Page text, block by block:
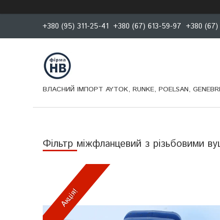
+380 (95) 311-25-41 +380 (67) 613-59-97 +380
ВЛАСНИЙ ІМПОРТ AYTOK, RUNKE, POELSAN,
Фільтр міжфланцевий з різьбовими
Акція!